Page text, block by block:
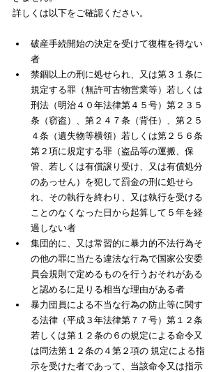
詳しくは以下をご確認ください。
破産手続開始の決定を受けて復権を得ない
者
禁錮以上の刑に処せられ、又は第３１条に
規定する罪（無許可古物営業等）若しくは
刑法（明治４０年法律第４５号）第２３５
条（窃盗）、第２４７条（背任）、第２５
４条（遺失物等横領）若しくは第２５６条
第２項に規定する罪（盗品等の運搬、保
管、若しくは有償譲り受け、又は有償処分
のあっせん）を犯して罰金の刑に処せら
れ、その執行を終わり、又は執行を受ける
ことのなくなった日から起算して５年を経
過しない者
集団的に、又は常習的に暴力的不法行為そ
の他の罪に当たる違法な行為で国家公安委
員会規則で定めるものを行うおそれがある
と認めるに足りる相当な理由がある者
暴力団員による不当な行為の防止等に関す
る法律（平成３年法律第７７号）第１２条
若しくは第１２条の６の規定による命令又
は同法第１２条の４第２項の 規定による指
示を受けた者であって、当該命令又は指示